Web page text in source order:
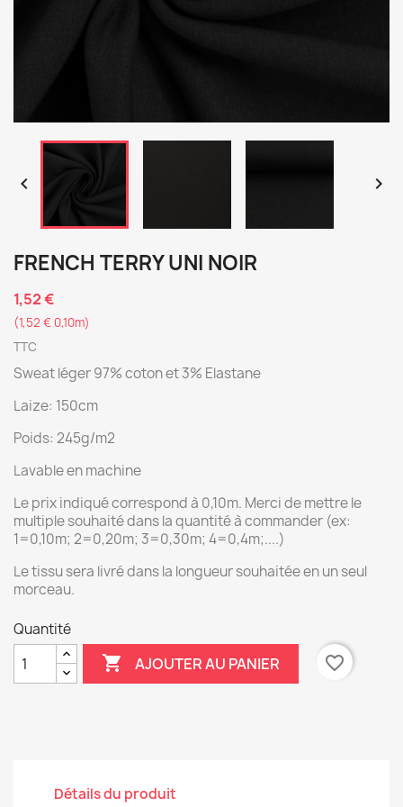
 
FRENCH TERRY UNI NOIR
1,52 €
(1,52 € 0,10m)
TTC
Sweat léger 97% coton et 3% Elastane
Laize: 150cm
Poids: 245g/m2
Lavable en machine
Le prix indiqué correspond à 0,10m. Merci de mettre le
multiple souhaité dans la quantité à commander (ex:
1=0,10m; 2=0,20m; 3=0,30m; 4=0,4m;....)
Le tissu sera livré dans la longueur souhaitée en un seul
morceau.
Quantité
 AJOUTER AU PANIER favorite_border
Détails du produit